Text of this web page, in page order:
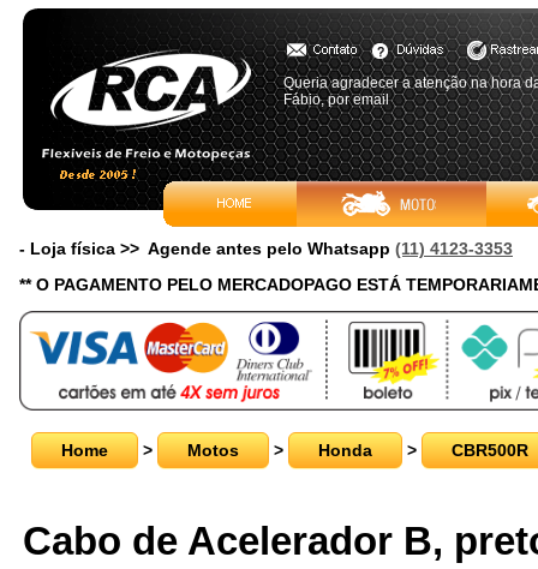
Queria agradecer a atenção na hora
Fábio, por email
- Loja física >> Agende antes pelo Whatsapp (11) 4123-3353
** O PAGAMENTO PELO MERCADOPAGO ESTÁ
Home > Motos > Honda > CBR500R
Cabo de Acelerador B,